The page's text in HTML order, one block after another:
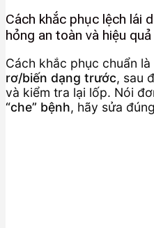
Cách khắc phục lệch lái
hỏng an toàn và hiệu
Cách khắc phục chuẩn là
rơ/biến dạng trước, sau
và kiểm tra lại lốp. Nói
“che” bệnh, hãy sửa